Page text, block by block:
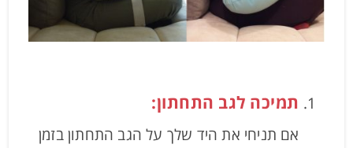
תמיכה לגב התחתון:
אם תניחי את היד שלך על הגב התחתון בזמן